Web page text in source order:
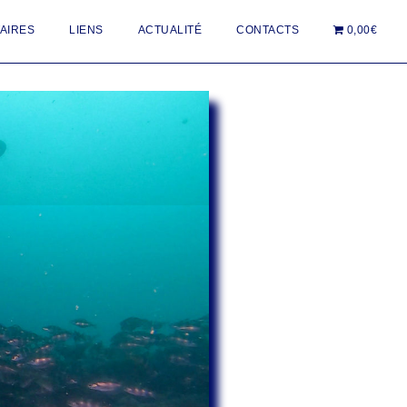
LIENS ACTUALITÉ CONTACTS 0,00€